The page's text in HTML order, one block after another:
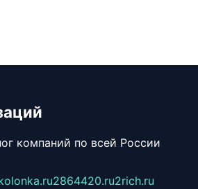
компаний по всей России
2864420.ru2rich.ru